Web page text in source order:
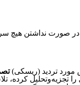
صورت نداشتن
مورد تردید (ریسکی)